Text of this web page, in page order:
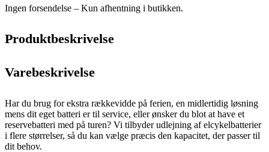
Ingen forsendelse – Kun afhentning i butikken.
Produktbeskrivelse
Varebeskrivelse
Har du brug for ekstra rækkevidde på ferien, en midlertidig løsning
mens dit eget batteri er til service, eller ønsker du blot at have et
reservebatteri med på turen? Vi tilbyder udlejning af elcykelbatterier
i flere størrelser, så du kan vælge præcis den kapacitet, der passer til
dit behov.